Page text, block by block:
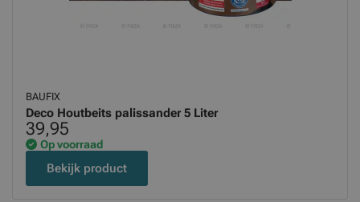
BAUFIX
Deco Houtbeits palissander 5 Liter
39,95
Op voorraad
Bekijk product